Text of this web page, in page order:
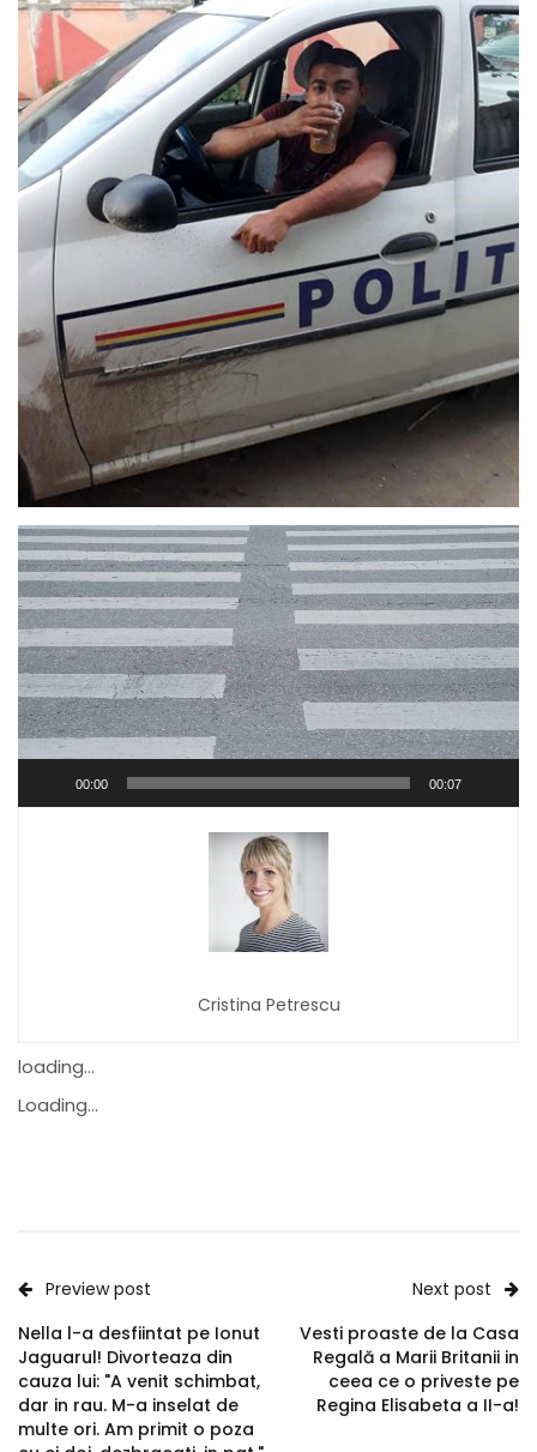
Player
video
00:00 00:07
Cristina Petrescu
loading...
Loading...
Preview post
Nella l-a desfiintat pe Ionut
Jaguarul! Divorteaza din
cauza lui: "A venit schimbat,
dar in rau. M-a inselat de
multe ori. Am primit o poza
Next post
Vesti proaste de la Casa
Regală a Marii Britanii in
ceea ce o priveste pe
Regina Elisabeta a II-a!